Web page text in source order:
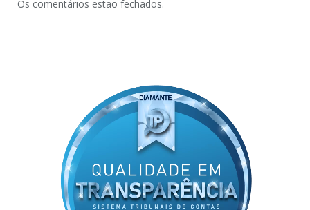
Os comentários estão fechados.